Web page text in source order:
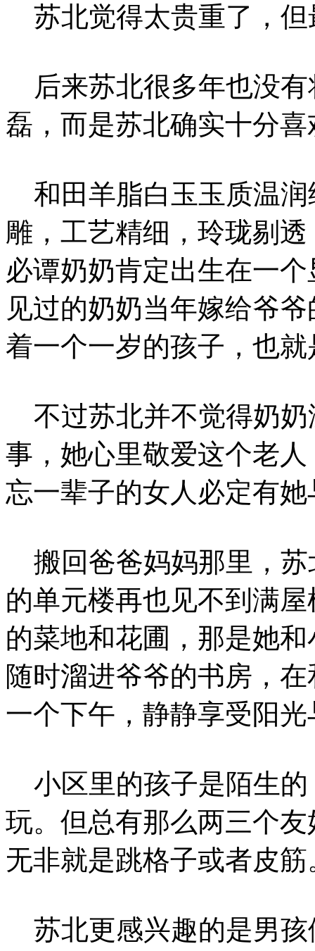
苏北觉得太贵重了，但
后来苏北很多年也没有
磊，而是苏北确实十分
和田羊脂白玉玉质温润
雕，工艺精细，玲珑剔
必谭奶奶肯定出生在一
见过的奶奶当年嫁给爷
着一个一岁的孩子，也
不过苏北并不觉得奶奶
事，她心里敬爱这个老
忘一辈子的女人必定有
搬回爸爸妈妈那里，苏
的单元楼再也见不到满
的菜地和花圃，那是她
随时溜进爷爷的书房，
一个下午，静静享受阳
小区里的孩子是陌生的
玩。但总有那么两三个
无非就是跳格子或者皮筋
苏北更感兴趣的是男孩